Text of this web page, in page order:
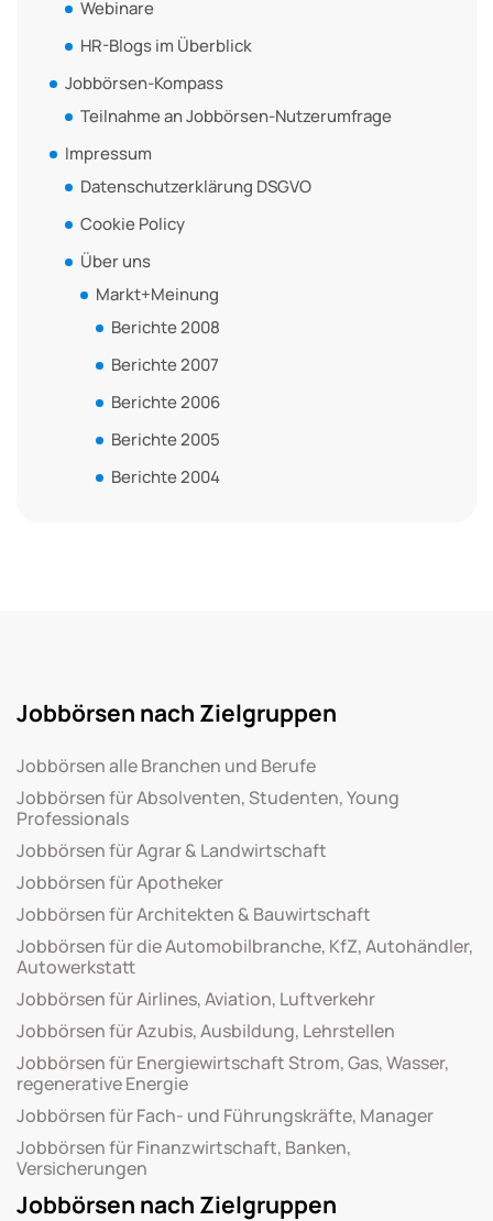
Webinare
HR-Blogs im Überblick
Jobbörsen-Kompass
Teilnahme an Jobbörsen-Nutzerumfrage
Impressum
Datenschutzerklärung DSGVO
Cookie Policy
Über uns
Markt+Meinung
Berichte 2008
Berichte 2007
Berichte 2006
Berichte 2005
Berichte 2004
Jobbörsen nach Zielgruppen
Jobbörsen alle Branchen und Berufe
Jobbörsen für Absolventen, Studenten, Young
Professionals
Jobbörsen für Agrar & Landwirtschaft
Jobbörsen für Apotheker
Jobbörsen für Architekten & Bauwirtschaft
Jobbörsen für die Automobilbranche, KfZ, Autohändler,
Autowerkstatt
Jobbörsen für Airlines, Aviation, Luftverkehr
Jobbörsen für Azubis, Ausbildung, Lehrstellen
Jobbörsen für Energiewirtschaft Strom, Gas, Wasser,
regenerative Energie
Jobbörsen für Fach- und Führungskräfte, Manager
Jobbörsen für Finanzwirtschaft, Banken,
Versicherungen
Jobbörsen nach Zielgruppen